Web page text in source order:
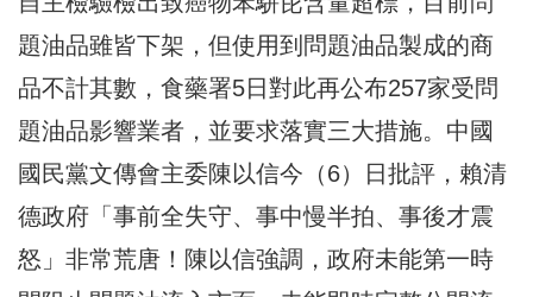
題油品雖皆下架，但使用到問題油品製成的商
品不計其數，食藥署5日對此再公布257家受問
題油品影響業者，並要求落實三大措施。中國
國民黨文傳會主委陳以信今（6）日批評，賴清
德政府「事前全失守、事中慢半拍、事後才震
怒」非常荒唐！陳以信強調，政府未能第一時